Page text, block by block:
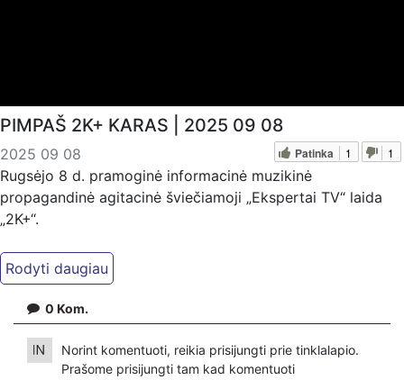
PIMPAŠ 2K+ KARAS | 2025 09 08
2025 09 08 Patinka 1 1
Rugsėjo 8 d. pramoginė informacinė muzikinė
propagandinė agitacinė šviečiamoji „Ekspertai TV“ laida
„2K+“.
Kiti mūsų kanalai:
Ekspertai.eu Telegram'e – https://t.me/ekspertaiTelegram
https://www.ekspertai.eu
Mūsų veikla galima tik dėka skaitytojų ir žiūrovų, mus
0 Kom.
Norint komentuoti, reikia prisijungti prie tinklalapio.
Prašome prisijungti tam kad komentuoti